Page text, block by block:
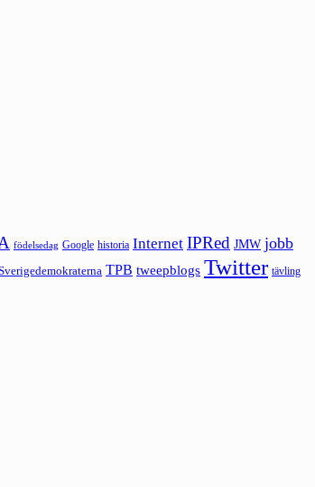
födelsedag Google historia Internet IPRed JMW jobb
TPB tweepblogs Twitter tävling